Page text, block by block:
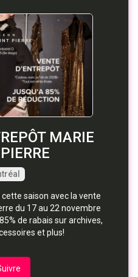
MARIE
saison avec la vente
du 17 au 22 novembre
de rabais sur archives,
et plus!